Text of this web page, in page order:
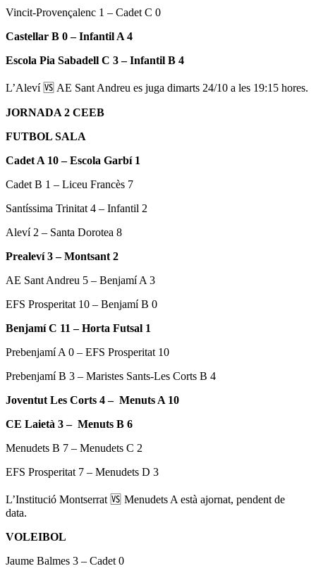
Vincit-Provençalenc 1 – Cadet C 0
Castellar B 0 – Infantil A 4
Escola Pia Sabadell C 3 – Infantil B 4
L’Aleví 🆚 AE Sant Andreu es juga dimarts 24/10 a les 19:15 hores.
JORNADA 2 CEEB
FUTBOL SALA
Cadet A 10 – Escola Garbí 1
Cadet B 1 – Liceu Francès 7
Santíssima Trinitat 4 – Infantil 2
Aleví 2 – Santa Dorotea 8
Prealeví 3 – Montsant 2
AE Sant Andreu 5 – Benjamí A 3
EFS Prosperitat 10 – Benjamí B 0
Benjamí C 11 – Horta Futsal 1
Prebenjamí A 0 – EFS Prosperitat 10
Prebenjamí B 3 – Maristes Sants-Les Corts B 4
Joventut Les Corts 4 – Menuts A 10
CE Laietà 3 – Menuts B 6
Menudets B 7 – Menudets C 2
EFS Prosperitat 7 – Menudets D 3
L’Institució Montserrat 🆚 Menudets A està ajornat, pendent de
data.
VOLEIBOL
Jaume Balmes 3 – Cadet 0